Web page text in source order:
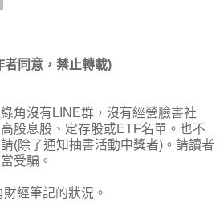
者同意，禁止轉載)
角沒有LINE群，沒有經營臉書社
股息股、定存股或ETF名單。也不
(除了通知抽書活動中獎者)。請讀者
受騙。
經筆記的狀況。